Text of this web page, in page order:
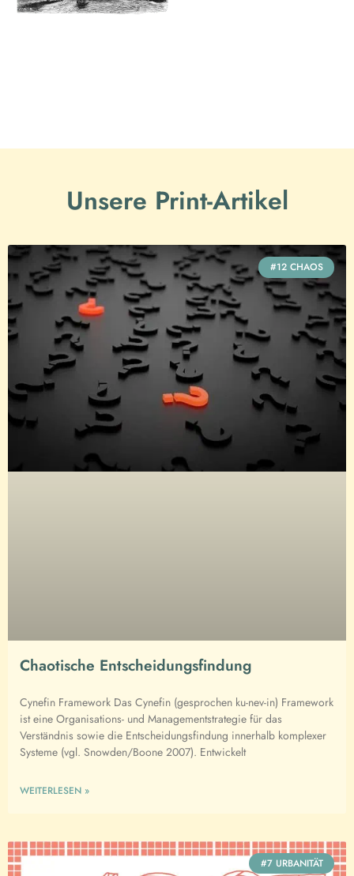
Unsere Print-Artikel
#12 CHAOS
Chaotische Entscheidungsfindung
Cynefin Framework Das Cynefin (gesprochen ku-nev-in) Framework
ist eine Organisations- und Managementstrategie für das
Verständnis sowie die Entscheidungsfindung innerhalb komplexer
Systeme (vgl. Snowden/Boone 2007). Entwickelt
WEITERLESEN »
#7 URBANITÄT